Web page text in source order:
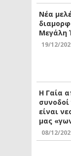
Νέα
Μεγάλη
19/12/
Η Γαία
είναι
μας
08/12/